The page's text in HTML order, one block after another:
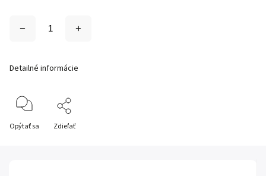
Detailné informácie
Opýtať sa Zdieľať